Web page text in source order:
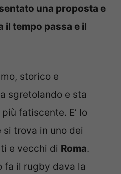
una proposta e
il tempo passa e il
storico e
sgretolando e sta
fatiscente. E’ lo
si trova in uno dei
e vecchi di Roma.
fa il rugby dava la